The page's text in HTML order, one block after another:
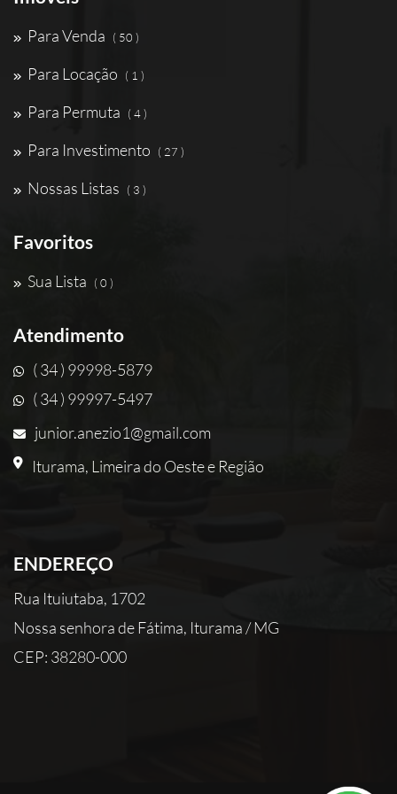
Para Venda ( 50 )
Para Locação ( 1 )
Para Permuta ( 4 )
Para Investimento ( 27 )
Nossas Listas ( 3 )
Favoritos
Sua Lista ( 0 )
Atendimento
( 34 ) 99998-5879
( 34 ) 99997-5497
junior.anezio1@gmail.com
Iturama, Limeira do Oeste e Região
ENDEREÇO
Rua Ituiutaba, 1702
Nossa senhora de Fátima, Iturama / MG
CEP: 38280-000